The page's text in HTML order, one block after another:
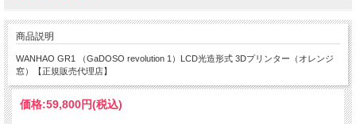
商品説明
WANHAO GR1 （GaDOSO revolution 1）LCD光造形式 3Dプリンター（オレンジ
窓）【正規販売代理店】
価格:59,800円(税込)